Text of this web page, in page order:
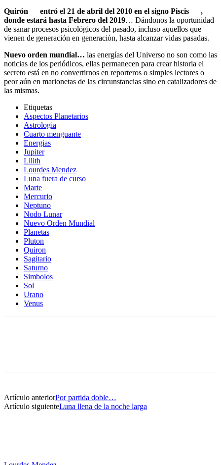
Quirón entró el 21 de abril del 2010 en el signo Piscis
,
donde estará hasta Febrero del 2019… Dándonos la oportunidad
de sanar procesos psicológicos del pasado, incluso aquellos que
vienen de generación en generación, hasta alcanzar vidas pasadas.
Nuevo orden mundial… las energías del Universo no son como las
noticias de los periódicos, ellas permanecen para crear historia el
secreto está en no convertirnos en reporteros o simples lectores o
peor aún en marionetas de las circunstancias sino en catalizadores de
las mismas.
Etiquetas
Aspectos Planetarios
Astrologia
Cuarto menguante
Energias
Jupiter
Lilith
Lourdes Mendez
Luna fuera de curso
Marte
Mercurio
Neptuno
Nodo Lunar
Nuevo Orden Mundial
Planetas
Pluton
Quiron
Sagitario
Saturno
Simbolos
Sol
Urano
Venus
Artículo anteriorPor partida doble…
Artículo siguienteLuna llena de la noche larga